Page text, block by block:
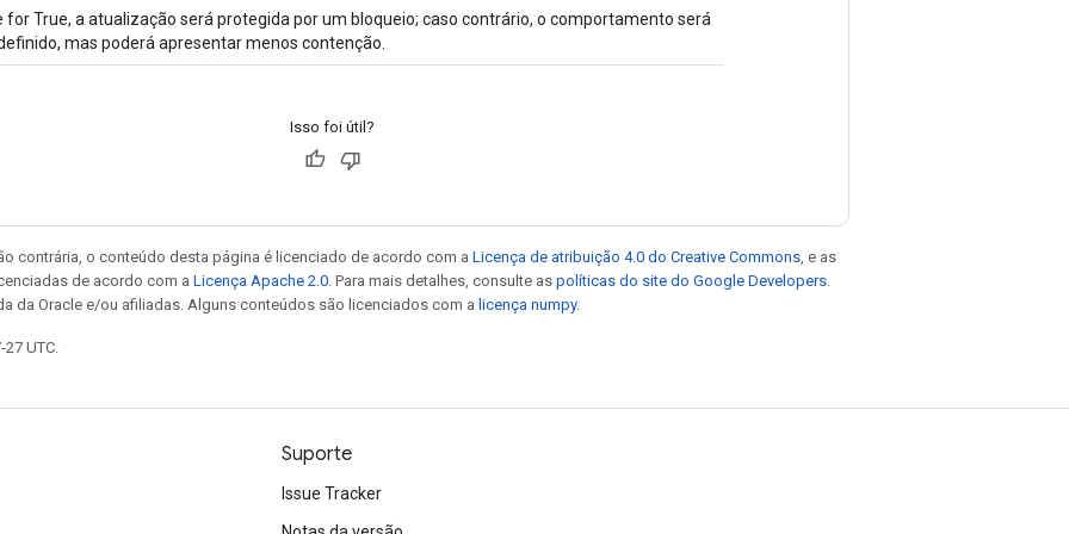
for True, a atualização será protegida por um bloqueio; caso contrário, o comportamento será
mas poderá apresentar menos contenção.
Isso foi útil?
contrária, o conteúdo desta página é licenciado de acordo com a Licença de atribuição 4.0 do Creative Commons, e as
de acordo com a Licença Apache 2.0. Para mais detalhes, consulte as políticas do site do Google Developers.
da Oracle e/ou afiliadas. Alguns conteúdos são licenciados com a licença numpy.
UTC.
Suporte
Issue Tracker